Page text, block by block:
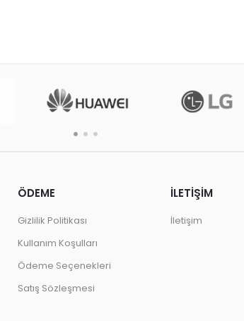
ÖDEME
Gizlilik Politikası
Kullanım Koşulları
Ödeme Seçenekleri
Satış Sözleşmesi
İLETİŞİM
İletişim